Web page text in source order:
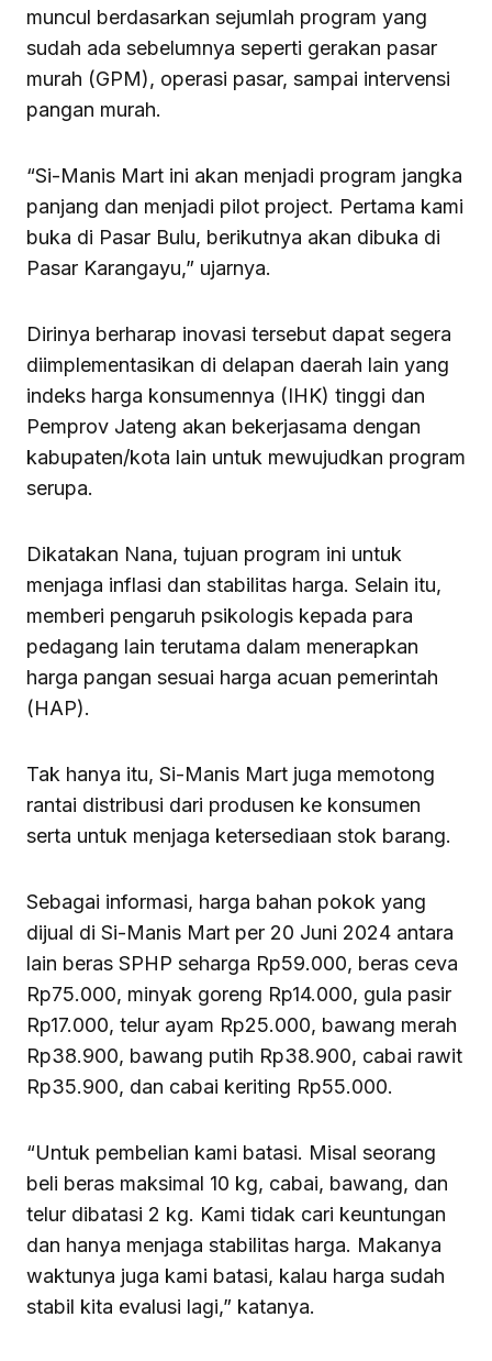
muncul berdasarkan sejumlah program yang
sudah ada sebelumnya seperti gerakan pasar
murah (GPM), operasi pasar, sampai intervensi
pangan murah.
“Si-Manis Mart ini akan menjadi program jangka
panjang dan menjadi pilot project. Pertama kami
buka di Pasar Bulu, berikutnya akan dibuka di
Pasar Karangayu,” ujarnya.
Dirinya berharap inovasi tersebut dapat segera
diimplementasikan di delapan daerah lain yang
indeks harga konsumennya (IHK) tinggi dan
Pemprov Jateng akan bekerjasama dengan
kabupaten/kota lain untuk mewujudkan program
serupa.
Dikatakan Nana, tujuan program ini untuk
menjaga inflasi dan stabilitas harga. Selain itu,
memberi pengaruh psikologis kepada para
pedagang lain terutama dalam menerapkan
harga pangan sesuai harga acuan pemerintah
(HAP).
Tak hanya itu, Si-Manis Mart juga memotong
rantai distribusi dari produsen ke konsumen
serta untuk menjaga ketersediaan stok barang.
Sebagai informasi, harga bahan pokok yang
dijual di Si-Manis Mart per 20 Juni 2024 antara
lain beras SPHP seharga Rp59.000, beras ceva
Rp75.000, minyak goreng Rp14.000, gula pasir
Rp17.000, telur ayam Rp25.000, bawang merah
Rp38.900, bawang putih Rp38.900, cabai rawit
Rp35.900, dan cabai keriting Rp55.000.
“Untuk pembelian kami batasi. Misal seorang
beli beras maksimal 10 kg, cabai, bawang, dan
telur dibatasi 2 kg. Kami tidak cari keuntungan
dan hanya menjaga stabilitas harga. Makanya
waktunya juga kami batasi, kalau harga sudah
stabil kita evalusi lagi,” katanya.